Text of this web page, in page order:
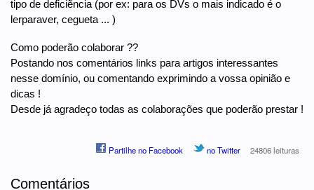
tipo de deficiẽncia (por ex: para os DVs o mais indicado é o
lerparaver, cegueta ... )
Como poderão colaborar ??
Postando nos comentários links para artigos interessantes
nesse domínio, ou comentando exprimindo a vossa opinião e
dicas !
Desde já agradeço todas as colaborações que poderão prestar !
Partilhe no Facebook no Twitter 24806 leituras
Comentários